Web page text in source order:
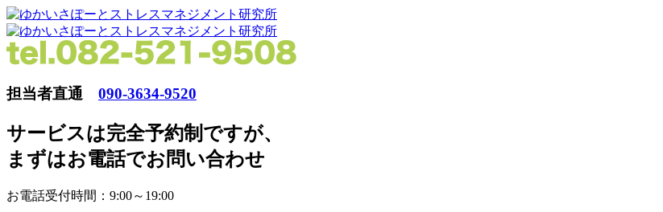
担当者直通 090-3634-9520
サービスは完全予約制ですが、
まずはお電話でお問い合わせ
お電話受付時間：9:00～19:00